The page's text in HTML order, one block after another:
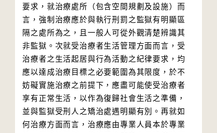
要求，就治療處所（包含空間規劃及設施）而
言，強制治療應於與執行刑罰之監獄有明顯區
隔之處所為之，且一般人可從外觀清楚辨識其
非監獄。次就受治療者生活管理方面而言，受
治療者之生活起居與行為活動之紀律要求，均
應以達成治療目標之必要範圍為其限度，於不
妨礙實施治療之前提下，應盡可能使受治療者
享有正常生活，以作為復歸社會生活之準備，
並與監獄受刑人之矯治處遇明顯有別。再就如
何治療方面而言，治療應由專業人員本於專業